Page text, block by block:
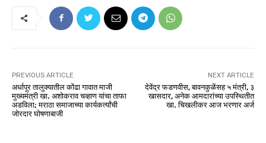
PREVIOUS ARTICLE
अर्धापूर तालुक्यातील कोंढा गावात माजी
मुख्यमंत्री खा. अशोकराव चव्हाण यांचा ताफा
अडविला; मराठा समाजाच्या कार्यकर्त्यांची
जोरदार घोषणाबाजी
NEXT ARTICLE
देवेंद्र फडणवीस, बावनकुळेंसह ५ मंत्री, ३
खासदार, अनेक आमदारांच्या उपस्थितीत
खा. चिखलीकर आज भरणार अर्ज